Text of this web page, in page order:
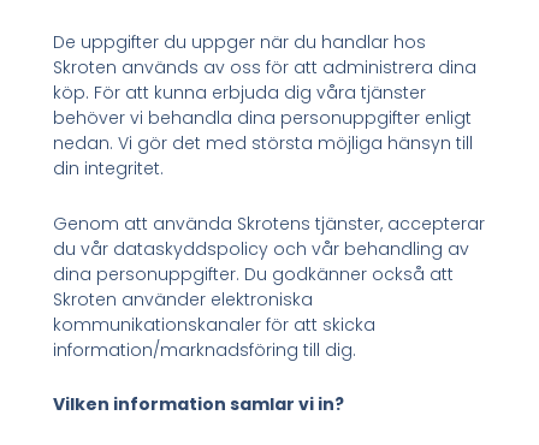
De uppgifter du uppger när du handlar hos
Skroten används av oss för att administrera dina
köp. För att kunna erbjuda dig våra tjänster
behöver vi behandla dina personuppgifter enligt
nedan. Vi gör det med största möjliga hänsyn till
din integritet.
Genom att använda Skrotens tjänster, accepterar
du vår dataskyddspolicy och vår behandling av
dina personuppgifter. Du godkänner också att
Skroten använder elektroniska
kommunikationskanaler för att skicka
information/marknadsföring till dig.
Vilken information samlar vi in?